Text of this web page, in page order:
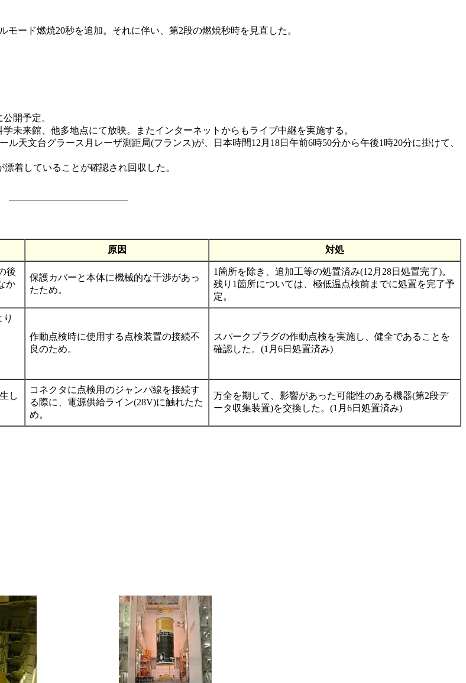
ード燃焼20秒を追加。それに伴い、第2段の燃焼秒時を見直した。
開予定。
未来館、他多地点にて放映。またインターネットからもライブ中継を実施する。
天文台グラース月レーザ測距局(フランス)が、日本時間12月18日午前6時50分から午後1時20分に掛けて、
着していることが確認され回収した。
原因 対処
後
か
保護カバーと本体に機械的な干渉があっ
たため。
1箇所を除き、追加工等の処置済み(12月28日処置完了)。
残り1箇所については、極低温点検前までに処置を完了予
定。
作動点検時に使用する点検装置の接続不
良のため。
スパークプラグの作動点検を実施し、健全であることを
確認した。(1月6日処置済み)
し
コネクタに点検用のジャンパ線を接続す
る際に、電源供給ライン(28V)に触れたた
め。
万全を期して、影響があった可能性のある機器(第2段デ
ータ収集装置)を交換した。(1月6日処置済み)